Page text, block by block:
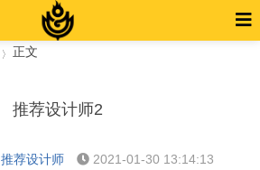
正文
推荐设计师2
推荐设计师 2021-01-30 13:14:13